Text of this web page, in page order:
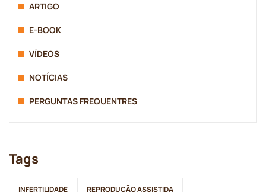
ARTIGO
E-BOOK
VÍDEOS
NOTÍCIAS
PERGUNTAS FREQUENTRES
Tags
INFERTILIDADE REPRODUÇÃO ASSISTIDA